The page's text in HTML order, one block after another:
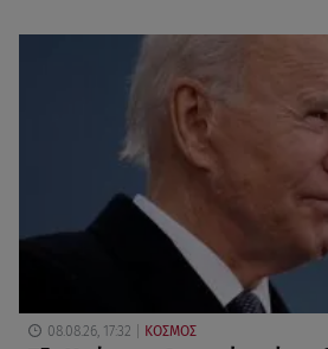
08.08.26, 17:32 ΚΟΣΜΟΣ